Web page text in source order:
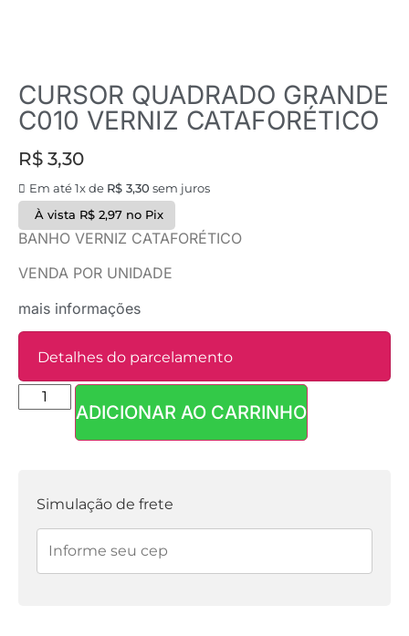
CURSOR QUADRADO GRANDE
C010 VERNIZ CATAFORÉTICO
R$ 3,30
Em até 1x de R$ 3,30 sem juros
À vista R$2,97 no Pix
BANHO VERNIZ CATAFORÉTICO
VENDA POR UNIDADE
mais informações
Detalhes do parcelamento
Parcelas:ADICIONAR AO CARRINHO
Simulação de frete